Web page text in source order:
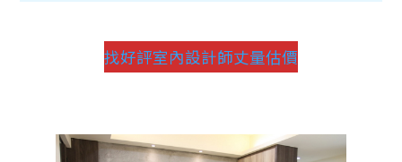
找好評室內設計師丈量估價